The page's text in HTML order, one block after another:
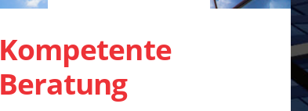
Kompetente
Beratung